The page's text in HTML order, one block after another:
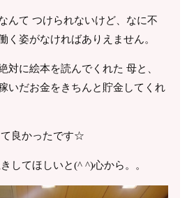
んて つけられないけど、なに不
く姿がなければありえません。
対に絵本を読んでくれた 母と、
いだお金をきちんと貯金してくれ
良かったです☆
してほしいと(^ ^)心から。。